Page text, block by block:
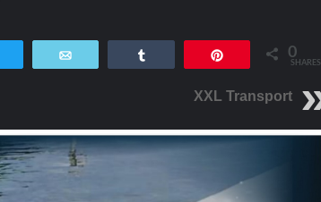
0
SHARES
XXL Transport